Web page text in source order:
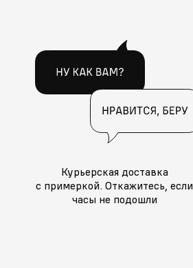
Курьерская доставка
с примеркой. Откажитесь, если
часы не подошли